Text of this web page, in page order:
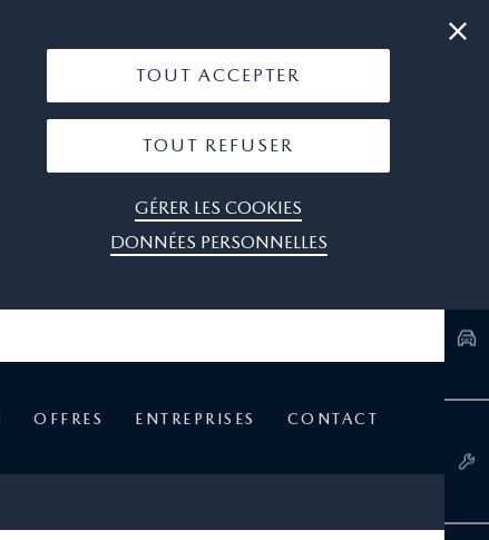
TOUT ACCEPTER
TOUT REFUSER
GÉRER LES COOKIES
DONNÉES PERSONNELLES
OFFRES ENTREPRISES CONTACT